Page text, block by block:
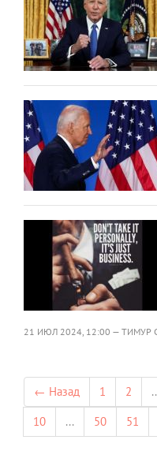
21 ИЮЛ 2024, 12:00 — ТИМУР
← Назад 1 2
10
... 50 51